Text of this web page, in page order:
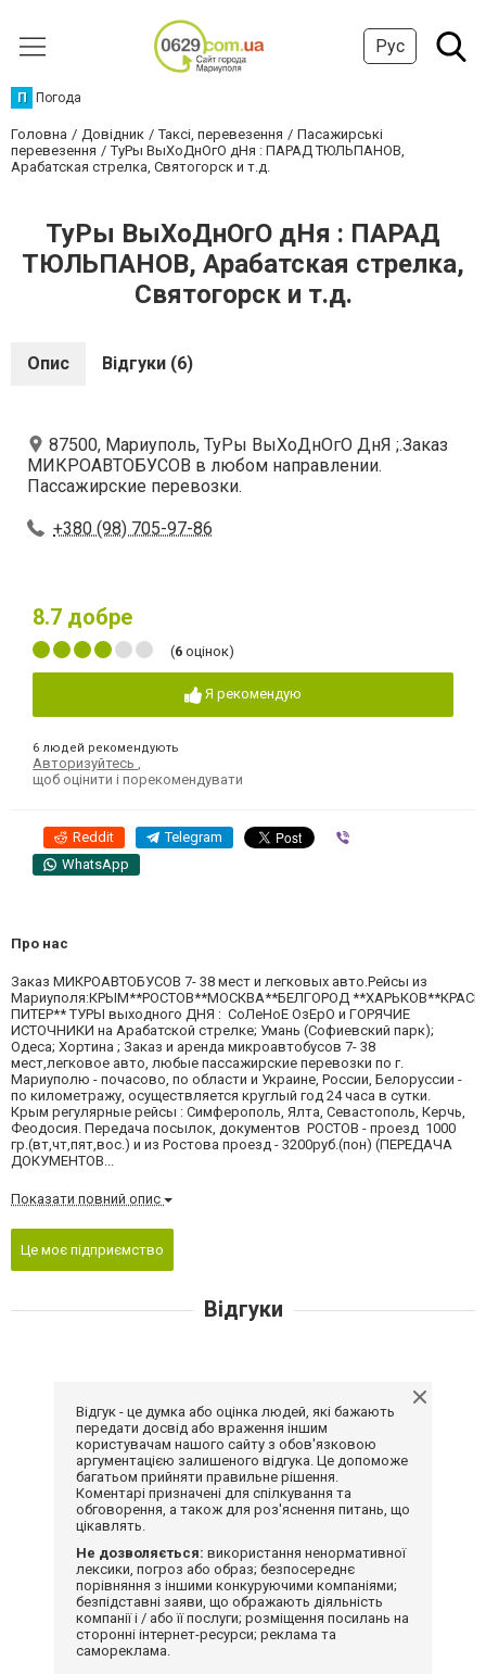
Рус
П Погода
Головна Довідник Таксі, перевезення
Пасажирські
перевезення
ТуРы ВыХоДнОгО дНя : ПАРАД ТЮЛЬПАНОВ,
Арабатская стрелка, Святогорск и т.д.
ТуРы ВыХоДнОгО дНя : ПАРАД
ТЮЛЬПАНОВ, Арабатская стрелка,
Святогорск и т.д.
Опис Відгуки (6)
87500, Мариуполь, ТуРы ВыХоДнОгО ДнЯ ;.Заказ
МИКРОАВТОБУСОВ в любом направлении.
Пассажирские перевозки.
+380 (98) 705-97-86
8.7 добре
(6 оцінок)
Я рекомендую
6 людей рекомендують
Авторизуйтесь
щоб оцінити і порекомендувати
Reddit Telegram
WhatsApp
Про нас
Заказ МИКРОАВТОБУСОВ 7- 38 мест и легковых авто.Рейсы из
Мариуполя:КРЫМ**РОСТОВ**МОСКВА**БЕЛГОРОД
ПИТЕР** ТУРЫ выходного ДНЯ : СоЛеНоЕ ОзЕрО и ГОРЯЧИЕ
ИСТОЧНИКИ на Арабатской стрелке; Умань (Софиевский парк);
Одеса; Хортина ; Заказ и аренда микроавтобусов 7- 38
мест,легковое авто, любые пассажирские перевозки по г.
Мариуполю - почасово, по области и Украине, России, Белоруссии -
по километражу, осуществляется круглый год 24 часа в сутки.
Крым регулярные рейсы : Симферополь, Ялта, Севастополь, Керчь,
Феодосия. Передача посылок, документов РОСТОВ - проезд 1000
гр.(вт,чт,пят,вос.) и из Ростова проезд - 3200руб.(пон) (ПЕРЕДАЧА
ДОКУМЕНТОВ...
Показати повний опис
Це моє підприємство
Відгуки
Відгук - це думка або оцінка людей, які бажають
передати досвід або враження іншим
користувачам нашого сайту з обов'язковою
аргументацією залишеного відгука. Це допоможе
багатьом прийняти правильне рішення.
Коментарі призначені для спілкування та
обговорення, а також для роз'яснення питань, що
цікавлять.
Не дозволяється: використання ненормативної
лексики, погроз або образ; безпосереднє
порівняння з іншими конкуруючими компаніями;
безпідставні заяви, що ображають діяльність
компанії і / або її послуги; розміщення посилань на
сторонні інтернет-ресурси; реклама та
самореклама.